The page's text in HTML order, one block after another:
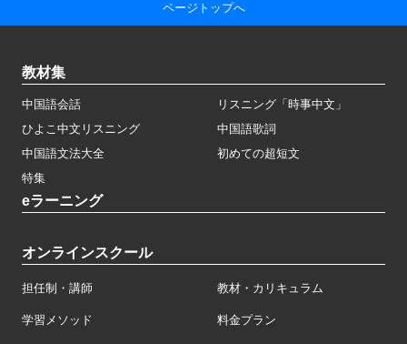
ページトップへ
教材集
中国語会話
リスニング「時事中文」
ひよこ中文リスニング
中国語歌詞
中国語文法大全
初めての超短文
特集
eラーニング
オンラインスクール
担任制・講師 教材・カリキュラム
学習メソッド 料金プラン